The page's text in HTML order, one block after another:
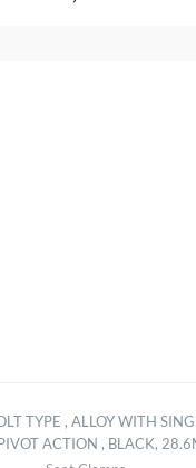
TYPE , ALLOY WITH
ACTION , BLACK,